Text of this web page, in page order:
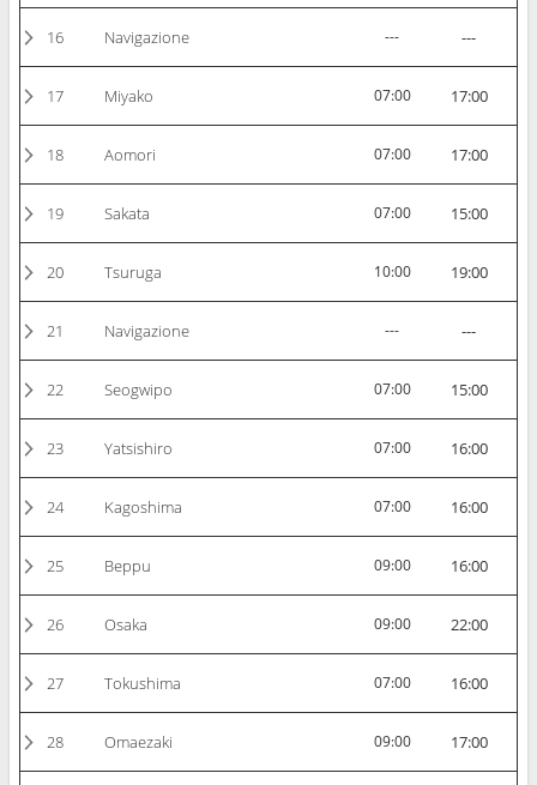
16 Navigazione --- ---
17 Miyako 07:00 17:00
18 Aomori 07:00 17:00
19 Sakata 07:00 15:00
20 Tsuruga 10:00 19:00
21 Navigazione --- ---
22 Seogwipo 07:00 15:00
23 Yatsishiro 07:00 16:00
24 Kagoshima 07:00 16:00
25 Beppu 09:00 16:00
26 Osaka 09:00 22:00
27 Tokushima 07:00 16:00
28 Omaezaki 09:00 17:00